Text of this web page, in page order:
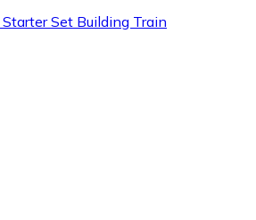
Set Building Train